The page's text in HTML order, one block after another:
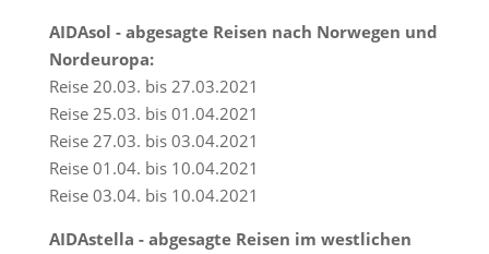
AIDAsol - abgesagte Reisen nach Norwegen und
Nordeuropa:
Reise 20.03. bis 27.03.2021
Reise 25.03. bis 01.04.2021
Reise 27.03. bis 03.04.2021
Reise 01.04. bis 10.04.2021
Reise 03.04. bis 10.04.2021
AIDAstella - abgesagte Reisen im westlichen